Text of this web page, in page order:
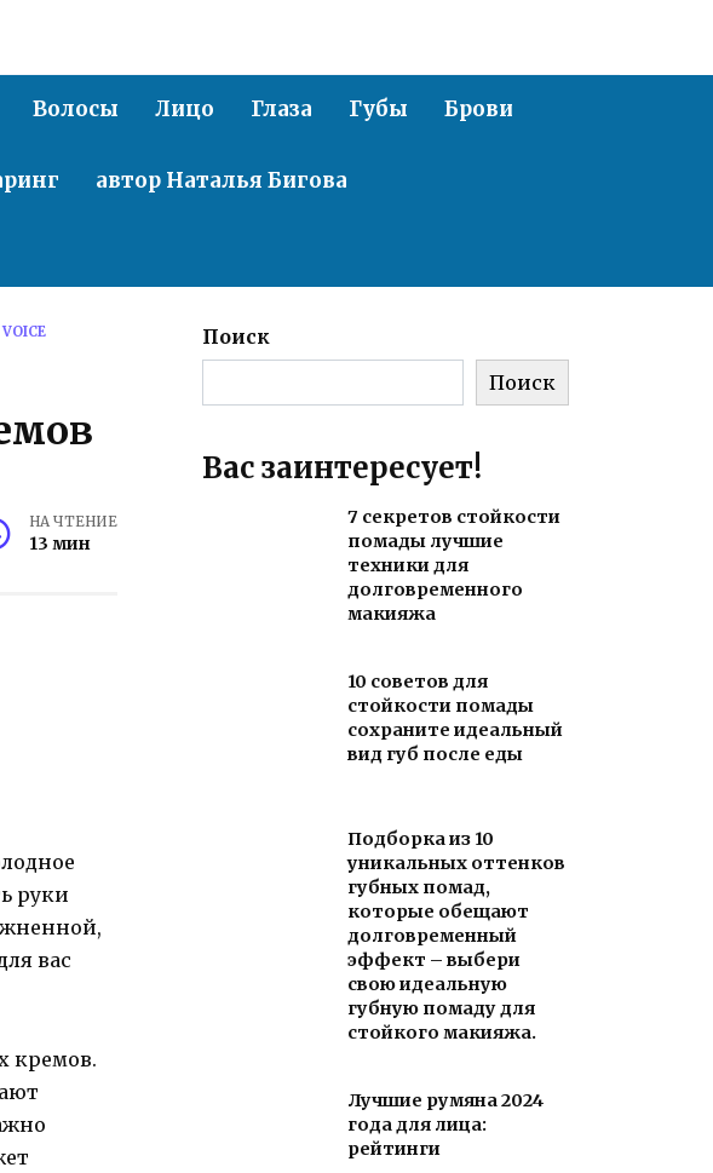
Волосы Лицо Глаза Губы Брови
автор Наталья Бигова
НА ЧТЕНИЕ
13 мин
руки
вас
кремов.
Поиск
Поиск
Вас заинтересует!
7 секретов стойкости
помады лучшие
техники для
долговременного
макияжа
10 советов для
стойкости помады
сохраните идеальный
вид губ после еды
Подборка из 10
уникальных оттенков
губных помад,
которые обещают
долговременный
эффект – выбери
свою идеальную
губную помаду для
стойкого макияжа.
Лучшие румяна 2024
года для лица:
рейтинги